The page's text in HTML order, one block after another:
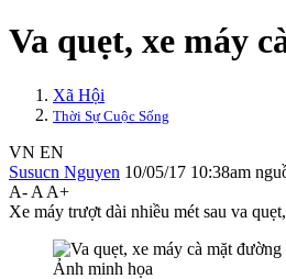
Va quẹt, xe máy
Xã Hội
Thời Sự Cuộc Sống
VN EN
Susucn Nguyen 10/05/17 10:38am
A- A A+
Xe máy trượt dài nhiều mét sau va
Ảnh minh họa